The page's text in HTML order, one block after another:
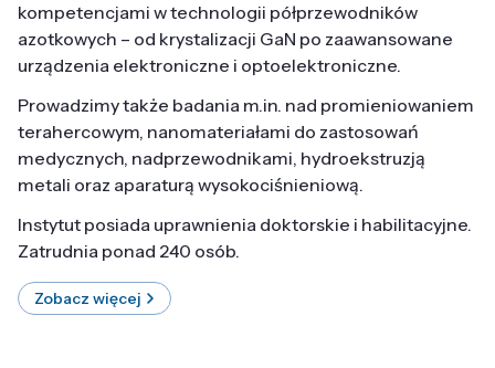
kompetencjami w technologii półprzewodników
azotkowych – od krystalizacji GaN po zaawansowane
urządzenia elektroniczne i optoelektroniczne.
Prowadzimy także badania m.in. nad promieniowaniem
terahercowym, nanomateriałami do zastosowań
medycznych, nadprzewodnikami, hydroekstruzją
metali oraz aparaturą wysokociśnieniową.
Instytut posiada uprawnienia doktorskie i habilitacyjne.
Zatrudnia ponad 240 osób.
Zobacz więcej